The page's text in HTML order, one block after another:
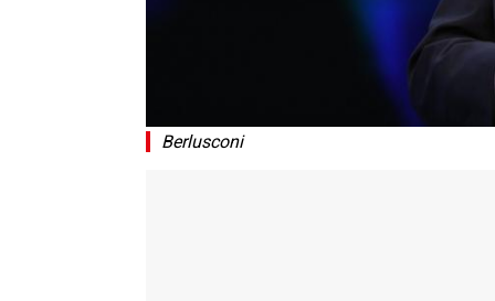
Berlusconi